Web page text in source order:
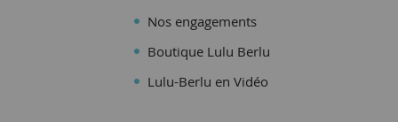
Nos engagements
Boutique Lulu Berlu
Lulu-Berlu en Vidéo